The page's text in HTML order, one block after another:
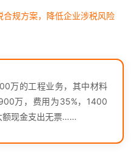
规方案，降低企业涉税风险
万的工程业务，其中材料
万，费用为35%，1400
额现金支出无票……